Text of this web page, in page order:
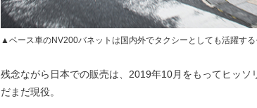
▲ベース車のNV200バネットは国内外でタクシーとしても活躍す
残念ながら日本での販売は、2019年10月をもってヒッソ
だまだ現役。